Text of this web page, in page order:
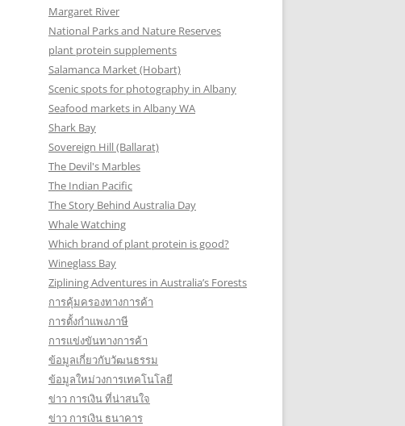
Margaret River
National Parks and Nature Reserves
plant protein supplements
Salamanca Market (Hobart)
Scenic spots for photography in Albany
Seafood markets in Albany WA
Shark Bay
Sovereign Hill (Ballarat)
The Devil's Marbles
The Indian Pacific
The Story Behind Australia Day
Whale Watching
Which brand of plant protein is good?
Wineglass Bay
Ziplining Adventures in Australia’s Forests
การคุ้มครองทางการค้า
การตั้งกำแพงภาษี
การแข่งขันทางการค้า
ข้อมูลเกี่ยวกับวัฒนธรรม
ข้อมูลใหม่วงการเทคโนโลยี
ข่าว การเงิน ที่น่าสนใจ
ข่าว การเงิน ธนาคาร